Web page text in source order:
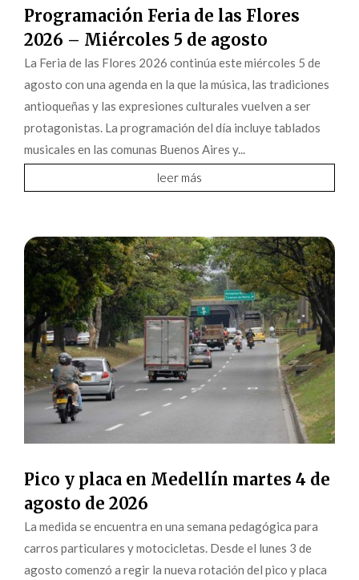
Programación Feria de las Flores
2026 – Miércoles 5 de agosto
La Feria de las Flores 2026 continúa este miércoles 5 de
agosto con una agenda en la que la música, las tradiciones
antioqueñas y las expresiones culturales vuelven a ser
protagonistas. La programación del día incluye tablados
musicales en las comunas Buenos Aires y...
leer más
Pico y placa en Medellín martes 4 de
agosto de 2026
La medida se encuentra en una semana pedagógica para
carros particulares y motocicletas. Desde el lunes 3 de
agosto comenzó a regir la nueva rotación del pico y placa